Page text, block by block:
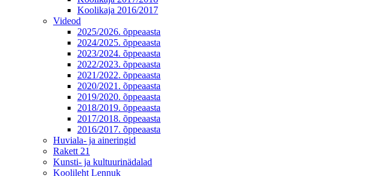
Koolikaja 2016/2017
Videod
2025/2026. õppeaasta
2024/2025. õppeaasta
2023/2024. õppeaasta
2022/2023. õppeaasta
2021/2022. õppeaasta
2020/2021. õppeaasta
2019/2020. õppeaasta
2018/2019. õppeaasta
2017/2018. õppeaasta
2016/2017. õppeaasta
Huviala- ja aineringid
Rakett 21
Kunsti- ja kultuurinädalad
Koolileht Lennuk